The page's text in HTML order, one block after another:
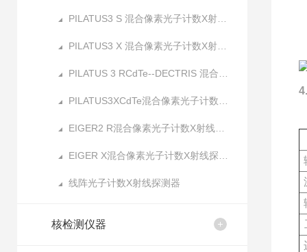
PILATUS3 S 混合像素光子计数X射线探测器
PILATUS3 X 混合像素光子计数X射线探测器
PILATUS 3 RCdTe--DECTRIS 混合像素光子计数X射线探测器
PILATUS3XCdTe混合像素光子计数X射线探测器
EIGER2 R混合像素光子计数X射线探测器
EIGER X混合像素光子计数X射线探测器
线阵光子计数X射线探测器
核检测仪器